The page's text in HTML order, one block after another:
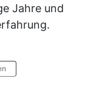
Jahre und